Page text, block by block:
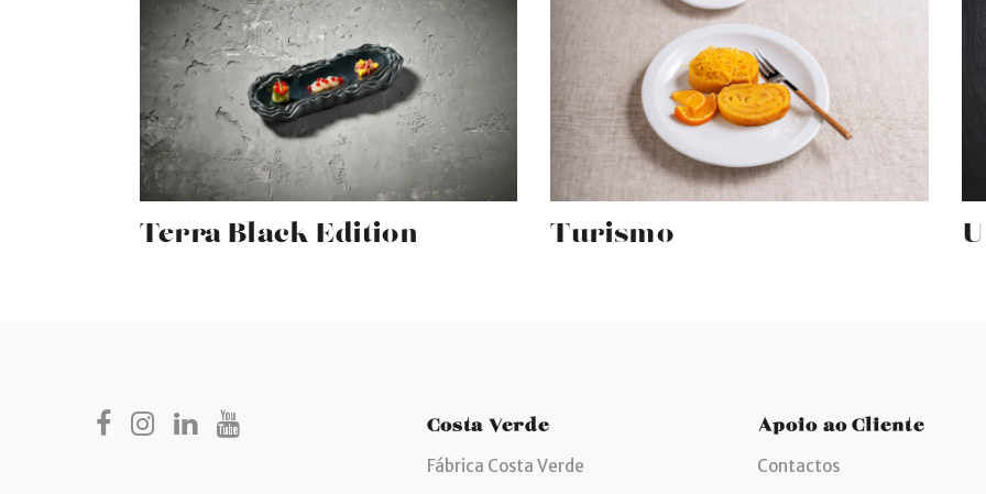
Terra Black Edition Turismo
Costa Verde
Fábrica Costa Verde
Apoio ao Cliente
Contactos